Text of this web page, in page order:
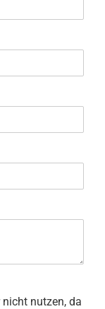
nutzen, da